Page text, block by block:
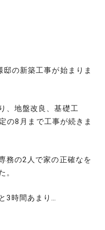
の新築工事が始まりま
、地盤改良、基礎工
の8月まで工事が続きま
務の2人で家の正確なを
。
3時間あまり…